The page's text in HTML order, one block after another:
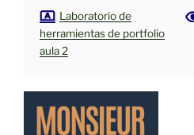
Laboratorio de
herramientas de portfolio
aula 2